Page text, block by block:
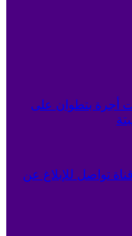
أجرة بتطوان على
تواصل للإبلاغ عن